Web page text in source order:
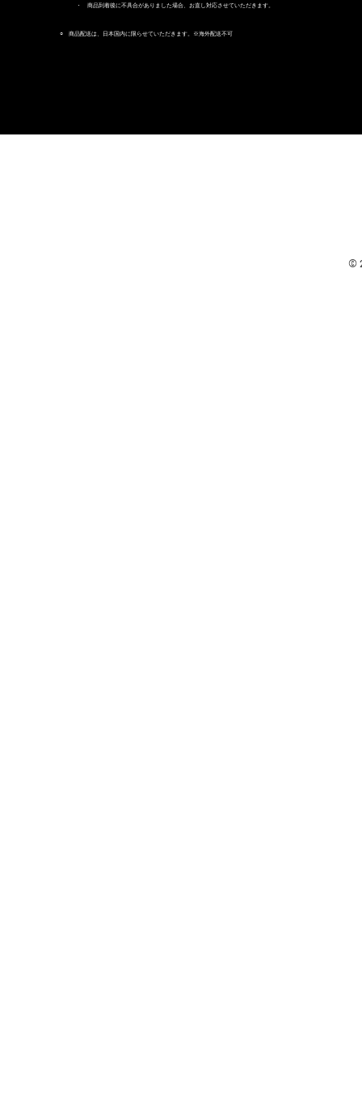
・ 商品到着後に不具合がありました場合、お直し対応させていただきます。
○ 商品配送は、日本国内に限らせていただきます。※海外配送不可
©